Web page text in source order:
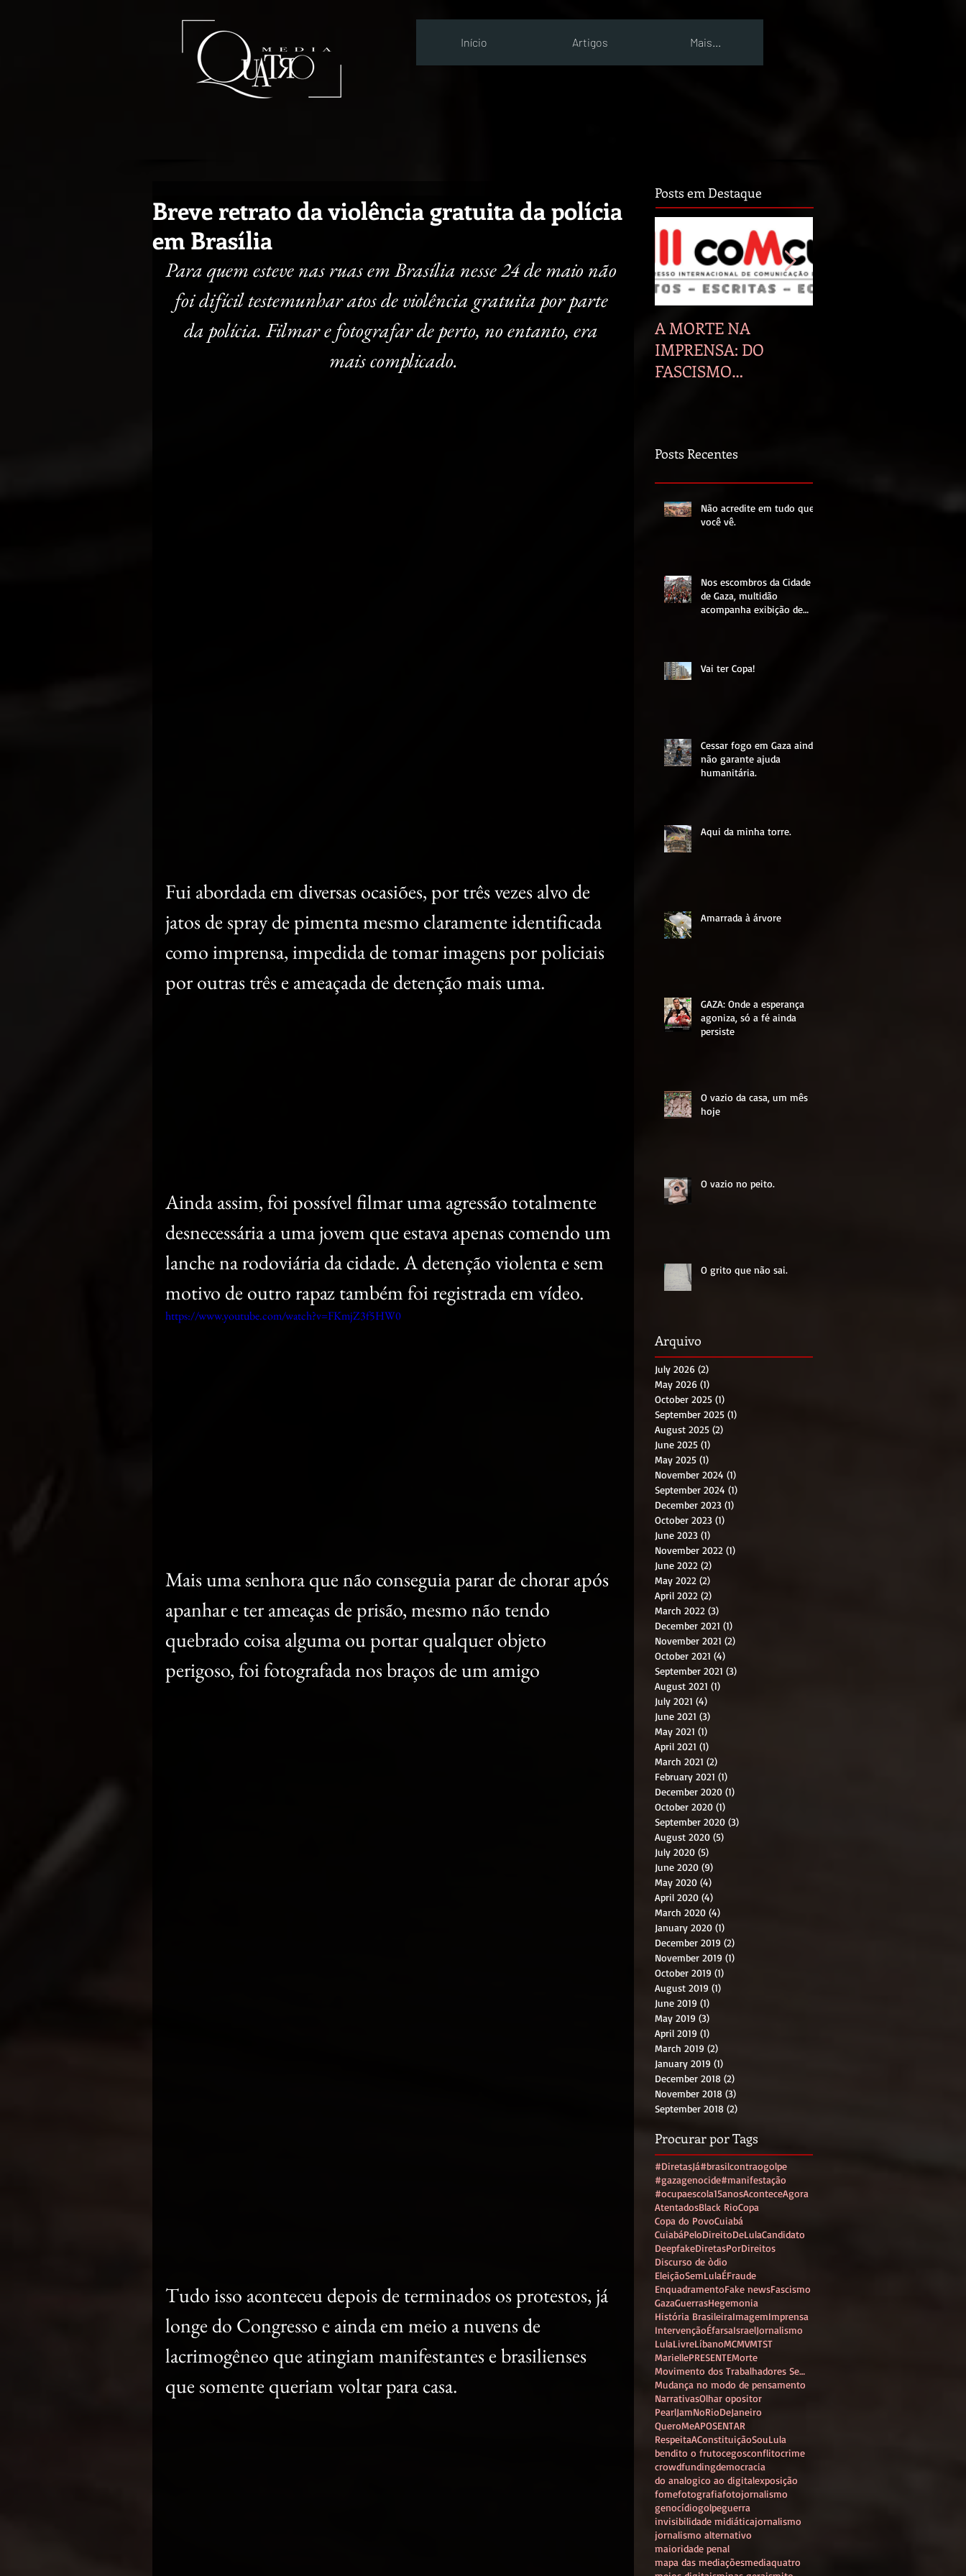
Início Artigos Mais...
Breve retrato da violência gratuita da polícia
em Brasília
Para quem esteve nas ruas em Brasília nesse 24 de maio não
foi difícil testemunhar atos de violência gratuita por parte
da polícia. Filmar e fotografar de perto, no entanto, era
mais complicado.
Fui abordada em diversas ocasiões, por três vezes alvo de
jatos de spray de pimenta mesmo claramente identificada
como imprensa, impedida de tomar imagens por policiais
por outras três e ameaçada de detenção mais uma.
Ainda assim, foi possível filmar uma agressão totalmente
desnecessária a uma jovem que estava apenas comendo um
lanche na rodoviária da cidade. A detenção violenta e sem
motivo de outro rapaz também foi registrada em vídeo.
https://www.youtube.com/watch?v=FKmjZ3f5HW0
Mais uma senhora que não conseguia parar de chorar após
apanhar e ter ameaças de prisão, mesmo não tendo
quebrado coisa alguma ou portar qualquer objeto
perigoso, foi fotografada nos braços de um amigo
Tudo isso aconteceu depois de terminados os protestos, já
longe do Congresso e ainda em meio a nuvens de
lacrimogêneo que atingiam manifestantes e brasilienses
que somente queriam voltar para casa.
Posts em Destaque
A MORTE NA
IMPRENSA: DO
FASCISMO
EM GAZA.
Posts Recentes
Não acredite em tudo que
você vê.
Nos escombros da Cidade
de Gaza, multidão
acompanha exibição de
Vai ter Copa!
Cessar fogo em Gaza ainda
não garante ajuda
humanitária.
Aqui da minha torre.
Amarrada à árvore
GAZA: Onde a esperança
agoniza, só a fé ainda
persiste
O vazio da casa, um mês
hoje
O vazio no peito.
O grito que não sai.
Arquivo
July 2026 (2)
May 2026 (1)
October 2025 (1)
September 2025 (1)
August 2025 (2)
June 2025 (1)
May 2025 (1)
November 2024 (1)
September 2024 (1)
December 2023 (1)
October 2023 (1)
June 2023 (1)
November 2022 (1)
June 2022 (2)
May 2022 (2)
April 2022 (2)
March 2022 (3)
December 2021 (1)
November 2021 (2)
October 2021 (4)
September 2021 (3)
August 2021 (1)
July 2021 (4)
June 2021 (3)
May 2021 (1)
April 2021 (1)
March 2021 (2)
February 2021 (1)
December 2020 (1)
October 2020 (1)
September 2020 (3)
August 2020 (5)
July 2020 (5)
June 2020 (9)
May 2020 (4)
April 2020 (4)
March 2020 (4)
January 2020 (1)
December 2019 (2)
November 2019 (1)
October 2019 (1)
August 2019 (1)
June 2019 (1)
May 2019 (3)
April 2019 (1)
March 2019 (2)
January 2019 (1)
December 2018 (2)
November 2018 (3)
September 2018 (2)
Procurar por Tags
#DiretasJá#brasilcontraogolpe
#gazagenocide#manifestação
#ocupaescola15anosAconteceAgora
AtentadosBlack RioCopa
Copa do PovoCuiabá
CuiabáPeloDireitoDeLulaCandidato
DeepfakeDiretasPorDireitos
Discurso de òdio
EleiçãoSemLulaÉFraude
EnquadramentoFake newsFascismo
GazaGuerrasHegemonia
História BrasileiraImagemImprensa
IntervençãoÉfarsaIsraelJornalismo
LulaLivreLíbanoMCMVMTST
MariellePRESENTEMorte
Movimento dos Trabalhadores Sem Teto
Mudança no modo de pensamento
NarrativasOlhar opositor
PearlJamNoRioDeJaneiro
QueroMeAPOSENTAR
RespeitaAConstituiçãoSouLula
bendito o frutocegosconflitocrime
crowdfundingdemocracia
do analogico ao digitalexposição
fomefotografiafotojornalismo
genocídiogolpeguerra
invisibilidade midiáticajornalismo
jornalismo alternativo
maioridade penal
mapa das mediaçõesmediaquatro